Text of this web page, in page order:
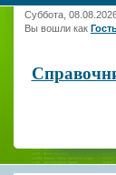
Суббота,
Вы вошли как